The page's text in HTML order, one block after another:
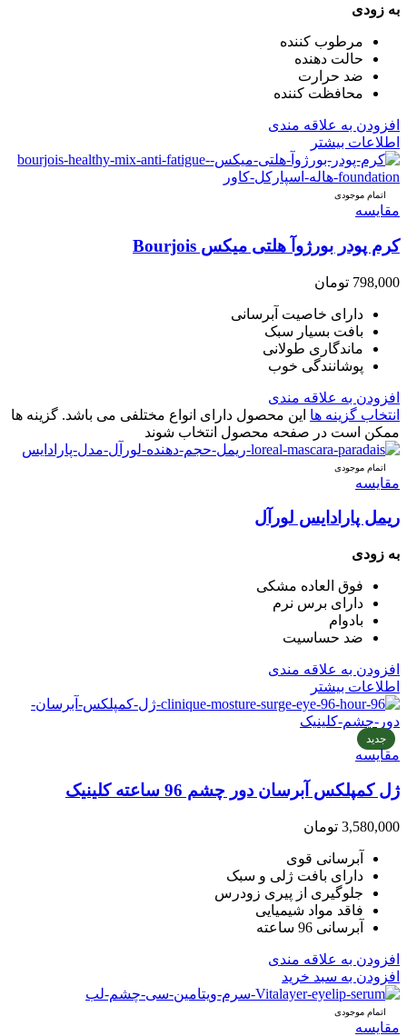
به زودی
مرطوب کننده
حالت دهنده
ضد حرارت
محافظت کننده
افزودن به علاقه مندی
اطلاعات بیشتر
اتمام موجودی
مقایسه
کرم پودر بورژوآ هلتی میکس Bourjois
798,000 تومان
دارای خاصیت آبرسانی
بافت بسیار سبک
ماندگاری طولانی
پوشانندگی خوب
افزودن به علاقه مندی
انتخاب گزینه ها این محصول دارای انواع مختلفی می باشد. گزینه ها
ممکن است در صفحه محصول انتخاب شوند
اتمام موجودی
مقایسه
ریمل پارادایس لورآل
به زودی
فوق العاده مشکی
دارای برس نرم
بادوام
ضد حساسیت
افزودن به علاقه مندی
اطلاعات بیشتر
جدید
مقایسه
ژل کمپلکس آبرسان دور چشم 96 ساعته کلینیک
3,580,000 تومان
آبرسانی قوی
دارای بافت ژلی و سبک
جلوگیری از پیری زودرس
فاقد مواد شیمیایی
آبرسانی 96 ساعته
افزودن به علاقه مندی
افزودن به سبد خرید
اتمام موجودی
مقایسه